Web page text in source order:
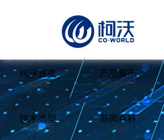
柯沃首页
HOME
产品展示
PRODUCT
技术选型
SERVICE
新闻百科
NEWS